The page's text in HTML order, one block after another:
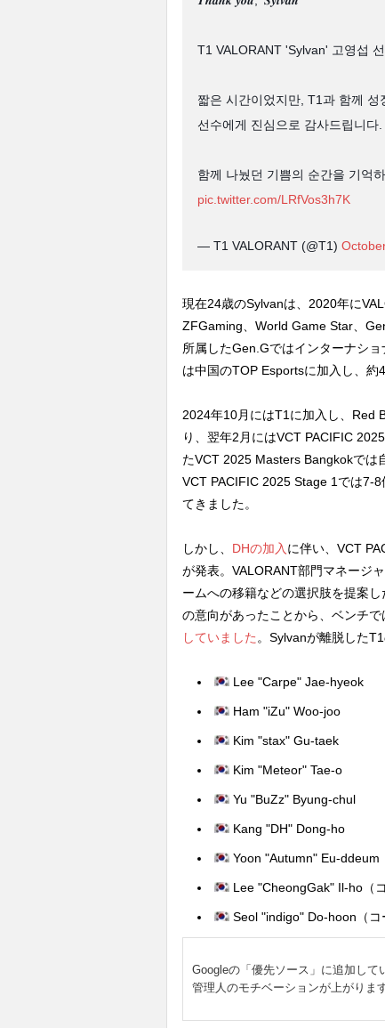
T1 VALORANT 'Sylvan' 고영섭
짧은 시간이었지만, T1과 함께
선수에게 진심으로 감사드립니다.
함께 나눴던 기쁨의 순간을 기억
pic.twitter.com/LRfVos3h7K
— T1 VALORANT (@T1)
現在24歳のSylvanは、2020年に
ZFGaming、World Game Star、
所属したGen.Gではインターナシ
は中国のTOP Esportsに加入し、約
2024年10月にはT1に加入し、Red
り、翌年2月にはVCT PACIFIC
たVCT 2025 Masters Bangkokでは
VCT PACIFIC 2025 Stage 1では7-
てきました。
しかし、 DHの加入 に伴い、VCT
が発表。VALORANT部門マネージ
ームへの移籍などの選択肢を提案
の意向があったことから、ベンチ
していました 。Sylvanが離脱した
Lee "Carpe" Jae-hyeok
Ham "iZu" Woo-joo
Kim "stax" Gu-taek
Kim "Meteor" Tae-o
Yu "BuZz" Byung-chul
Kang "DH" Dong-ho
Yoon "Autumn" Eu-ddeum
Lee "CheongGak" Il-ho（コ
Seol "indigo" Do-hoon（コ
Googleの「優先ソース」に追加して
管理人のモチベーションが上がります